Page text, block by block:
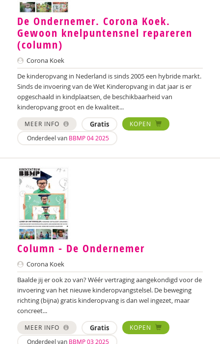
Marielle Balledux
Miriam Barendregt
Ana del Barrio Saiz
Rina Bartels
Zeina Bassa
Daniëlla Bastin
Henriet Bathoorn
Laura Batstra
Anke van Beckhoven
Celeste Bekkering
Joop Berding
Kim van den Berg
Maria Hetty van den Berg
Nicolette van den Berg
Remco van den Berg
Tonny van den Berg
Willeke van den Berg-Meijerhoven
De Ondernemer. Corona Koek.
Gewoon knelpuntensnel repareren
(column)
Corona Koek
De kinderopvang in Nederland is sinds 2005 een hybride markt.
Sinds de invoering van de Wet Kinderopvang in dat jaar is er
opgeschaald in kindplaatsen, de beschikbaarheid van
kinderopvang groot en de kwaliteit...
MEER INFO Gratis
KOPEN
Onderdeel van BBMP 04 2025
Column - De Ondernemer
Corona Koek
Baalde jij er ook zo van? Wéér vertraging aangekondigd voor de
invoering van het nieuwe kinderopvangstelsel. De beweging
richting (bijna) gratis kinderopvang is dan wel ingezet, maar
concreet...
MEER INFO Gratis
KOPEN
Onderdeel van BBMP 03 2025